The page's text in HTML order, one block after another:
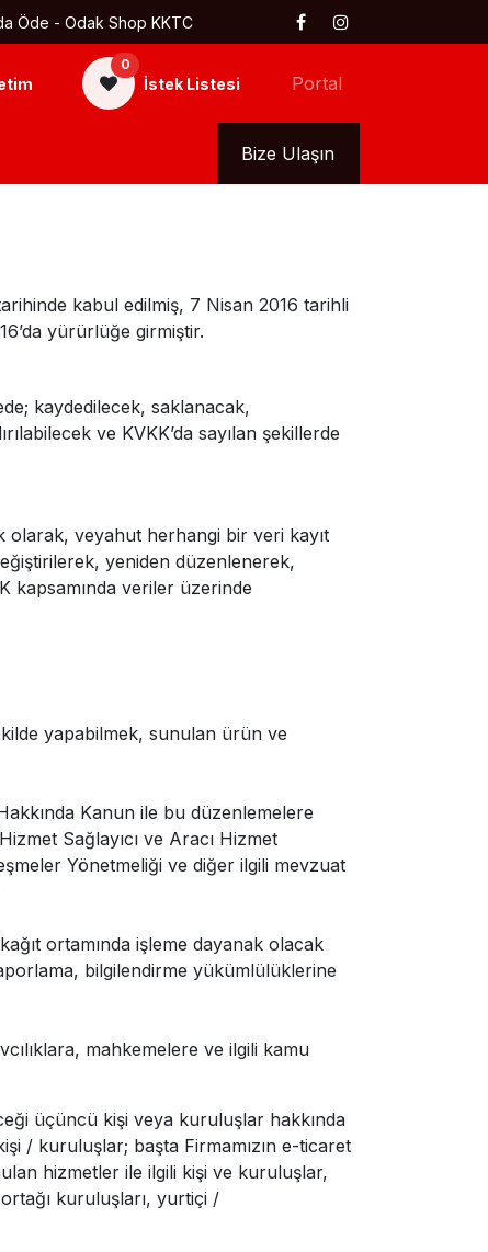
Öde - Odak Shop KKTC
0
İstek Listesi Portal
Bize Ulaşın
kabul edilmiş, 7 Nisan 2016 tarihli
yürürlüğe girmiştir.
kaydedilecek, saklanacak,
ve KVKK’da sayılan şekillerde
olarak, veyahut herhangi bir veri kayıt
yeniden düzenlenerek,
kapsamında veriler üzerinde
yapabilmek, sunulan ürün ve
Kanun ile bu düzenlemelere
Sağlayıcı ve Aracı Hizmet
Yönetmeliği ve diğer ilgili mevzuat
ortamında işleme dayanak olacak
bilgilendirme yükümlülüklerine
mahkemelere ve ilgili kamu
üçüncü kişi veya kuruluşlar hakkında
/ kuruluşlar; başta Firmamızın e-ticaret
hizmetler ile ilgili kişi ve kuruluşlar,
kuruluşları, yurtiçi /